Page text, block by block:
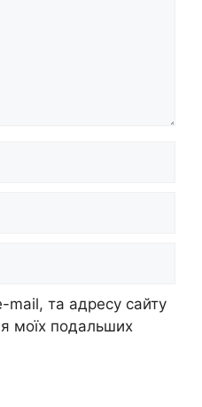
mail, та адресу сайту
моїх подальших